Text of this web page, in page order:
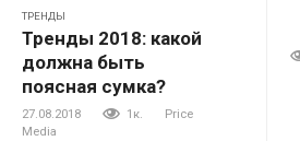
ТРЕНДЫ
Тренды 2018: какой
должна быть
поясная сумка?
27.08.2018 1к.
Price
Media